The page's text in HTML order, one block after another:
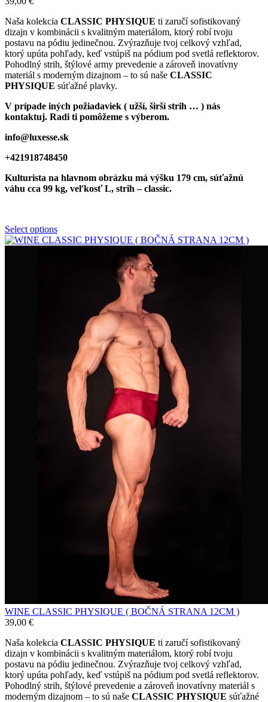
Naša kolekcia CLASSIC PHYSIQUE ti zaručí sofistikovaný
dizajn v kombinácii s kvalitným materiálom, ktorý robí tvoju
postavu na pódiu jedinečnou. Zvýrazňuje tvoj celkový vzhľad,
ktorý upúta pohľady, keď vstúpiš na pódium pod svetlá reflektorov.
Pohodlný strih, štýlové army prevedenie a zároveň inovatívny
materiál s moderným dizajnom – to sú naše CLASSIC
PHYSIQUE súťažné plavky.
V prípade iných požiadaviek ( užší, širší strih … ) nás
kontaktuj. Radi ti pomôžeme s výberom.
info@luxesse.sk
+421918748450
Kulturista na hlavnom obrázku má výšku 179 cm, súťažnú
váhu cca 99 kg, veľkosť L, strih – classic.
Select options
WINE CLASSIC PHYSIQUE ( BOČNÁ STRANA 12CM )
39,00 €
Naša kolekcia CLASSIC PHYSIQUE ti zaručí sofistikovaný
dizajn v kombinácii s kvalitným materiálom, ktorý robí tvoju
postavu na pódiu jedinečnou. Zvýrazňuje tvoj celkový vzhľad,
ktorý upúta pohľady, keď vstúpiš na pódium pod svetlá reflektorov.
Pohodlný strih, štýlové prevedenie a zároveň inovatívny materiál s
moderným dizajnom – to sú naše CLASSIC PHYSIQUE súťažné